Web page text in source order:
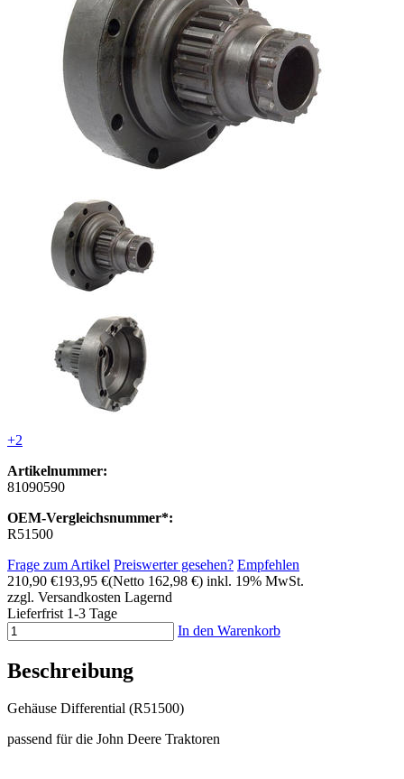
+2
Artikelnummer:
81090590
OEM-Vergleichsnummer*:
R51500
Frage zum Artikel Preiswerter gesehen? Empfehlen
210,90 €193,95 €(Netto 162,98 €) inkl. 19% MwSt.
zzgl. Versandkosten Lagernd
Lieferfrist 1-3 Tage
In den Warenkorb
Beschreibung
Gehäuse Differential (R51500)
passend für die John Deere Traktoren